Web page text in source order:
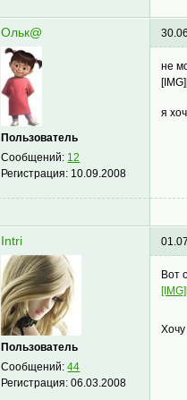
Ольк@
Пользователь
Сообщений: 12
Регистрация: 10.09.2008
не
[IMG]
я
Intri
Пользователь
Сообщений:44
Регистрация:06.03.2008
Вот